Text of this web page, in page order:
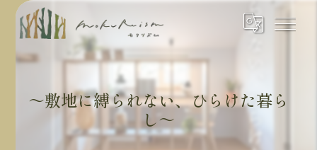
～敷地に縛られない、ひらけた暮ら
し～